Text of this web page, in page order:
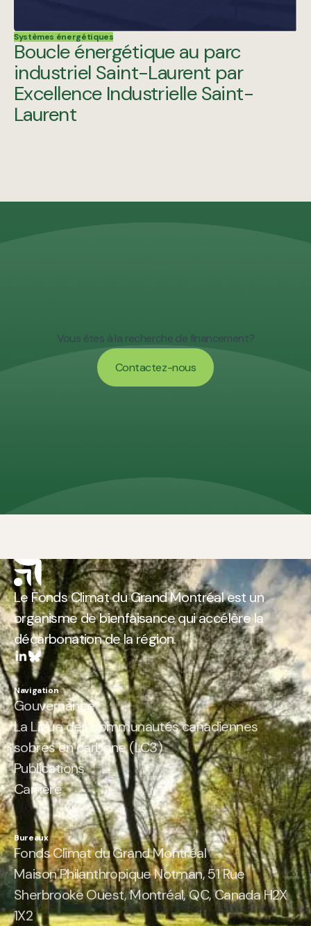
Systèmes énergétiques
Boucle énergétique au parc
industriel Saint-Laurent par
Excellence Industrielle Saint-
Laurent
Vous êtes à la recherche de financement?
Contactez-nous
Le Fonds Climat du Grand Montréal est un
organisme de bienfaisance qui accélère la
décarbonation de la région.
Navigation
Gouvernance
La Ligue des communautés canadiennes
sobres en carbone (LC3)
Publications
Carrière
Bureaux
Fonds Climat du Grand Montréal
Maison Philanthropique Notman, 51 Rue
Sherbrooke Ouest, Montréal, QC, Canada H2X
1X2